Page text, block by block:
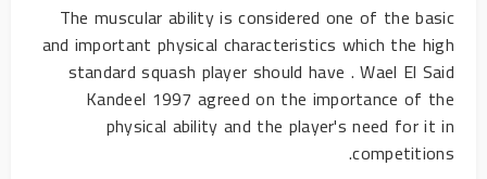
The muscular ability is considered one of the basic
and important physical characteristics which the high
standard squash player should have . Wael El Said
Kandeel 1997 agreed on the importance of the
physical ability and the player's need for it in
competitions.